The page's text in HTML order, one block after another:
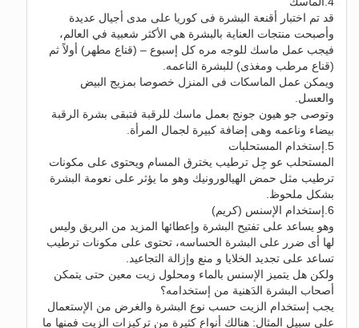
قد تم اختبار أقنعة البشرة فى كوريا على مدى أجيال عديدة
وأصبحت منتجات العناية بالبشرة هي الأكثر شعبية في العالم،
فيجب عمل ماسك للوجه مره كل إسبوع – (قناع مطهر) أولاً ثم
(قناع مرطب ومغذى) للبشرة الناعمه.
ويمكن عمل الماسكات فى المنزل خصوصا بمزيج البيض
والعسل.
وتوصى جو هيون جونج بعمل ماسك للرقبة فتبقى بشرة الرقبة
بيضاء وناعمه وهى إضافة كبيرة لجمال المرأة.
5.إستخدام المستحلبات
المستحلب عو جِل ترطيب يخترق المسام ويحتوى على مكونات
ترطيب مثل حمض الهيالورونيك وهو ما يؤثر على نعومة البشرة
بشكل ملحوظ.
6.إستخدام الإسنس (كريم)
وهو يساعد على تفتيح البشرة وإعطائها المزيد من البريق وليس
لها أى ضرر على البشرة الحساسه، تحتوى على مكونات ترطيب
تساعد على تجديد الخلايا و منع وإزالة التجاعيد.
ولكن هل يتميز الإسنس بالماء ومحلول زيت معين حتى يتمكن
أصحاب البشرة الدَهنية من إستخدامه؟
يجب إستخدام الزيت حسب نوع البشرة والغرض من الإستعمال
على سبيل المثال: هنالك أنواع كثيرة من تركيزات الزيت فمنها ما